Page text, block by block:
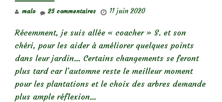
malo 11 juin 2020
25 commentaires
Récemment, je suis allée « coacher » S. et son
chéri, pour les aider à améliorer quelques points
dans leur jardin… Certains changements se feront
plus tard car l’automne reste le meilleur moment
pour les plantations et le choix des arbres demande
plus ample réflexion…